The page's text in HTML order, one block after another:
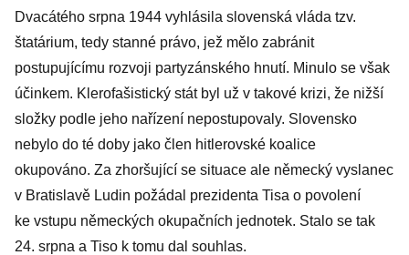
Dvacátého srpna 1944 vyhlásila slovenská vláda tzv.
štatárium, tedy stanné právo, jež mělo zabránit
postupujícímu rozvoji partyzánského hnutí. Minulo se však
účinkem. Klerofašistický stát byl už v takové krizi, že nižší
složky podle jeho nařízení nepostupovaly. Slovensko
nebylo do té doby jako člen hitlerovské koalice
okupováno. Za zhoršující se situace ale německý vyslanec
v Bratislavě Ludin požádal prezidenta Tisa o povolení
ke vstupu německých okupačních jednotek. Stalo se tak
24. srpna a Tiso k tomu dal souhlas.